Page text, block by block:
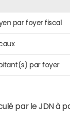
par foyer fiscal
par foyer
par le JDN à